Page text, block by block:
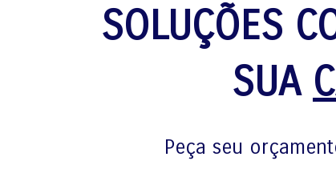
SOLUÇÕES
SUA
Peça seu